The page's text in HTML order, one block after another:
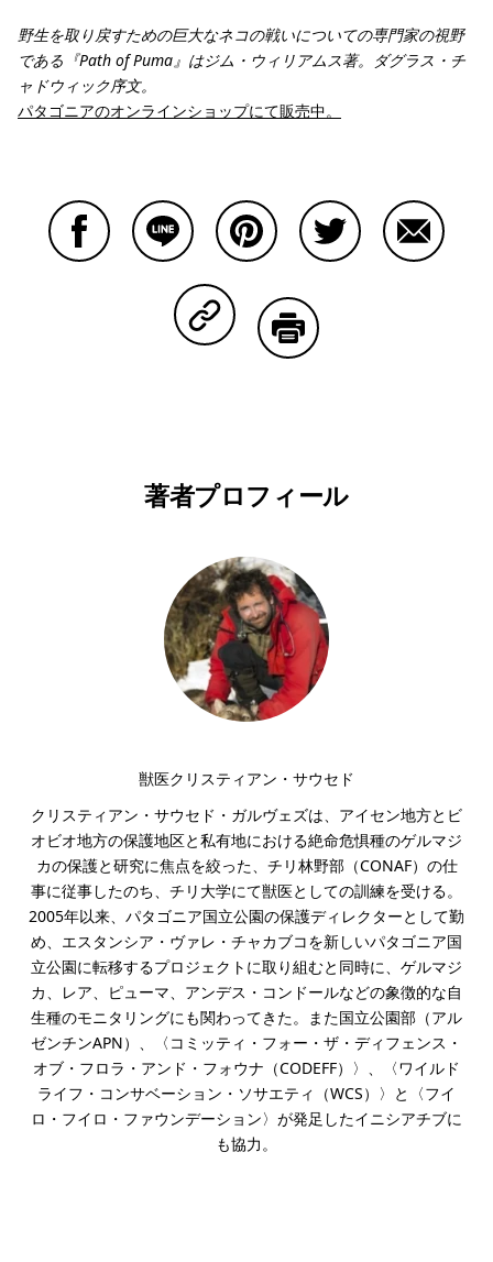
野生を取り戻すための巨大なネコの戦いについての専門家の視野
である『Path of Puma 』はジム・ウィリアムス著。ダグラス・チ
ャドウィック序文。
パタゴニアのオンラインショップにて販売中。
Copy Linkで共有する
著者プロフィール
獣医クリスティアン・サウセド
クリスティアン・サウセド・ガルヴェズは、アイセン地方とビ
オビオ地方の保護地区と私有地における絶命危惧種のゲルマジ
カの保護と研究に焦点を絞った、チリ林野部（CONAF）の仕
事に従事したのち、チリ大学にて獣医としての訓練を受ける。
2005年以来、パタゴニア国立公園の保護ディレクターとして勤
め、エスタンシア・ヴァレ・チャカブコを新しいパタゴニア国
立公園に転移するプロジェクトに取り組むと同時に、ゲルマジ
カ、レア、ピューマ、アンデス・コンドールなどの象徴的な自
生種のモニタリングにも関わってきた。また国立公園部（アル
ゼンチンAPN）、〈コミッティ・フォー・ザ・ディフェンス・
オブ・フロラ・アンド・フォウナ（CODEFF）〉、〈ワイルド
ライフ・コンサベーション・ソサエティ（WCS）〉と〈フイ
ロ・フイロ・ファウンデーション〉が発足したイニシアチブに
も協力。